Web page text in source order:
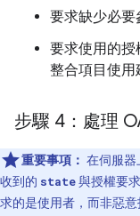
要求缺少必要
要求使用的授
整合項目使
步驟 4：處理
重要事項： 在伺服器
收到的 state與授權要
求的是使用者，而非惡